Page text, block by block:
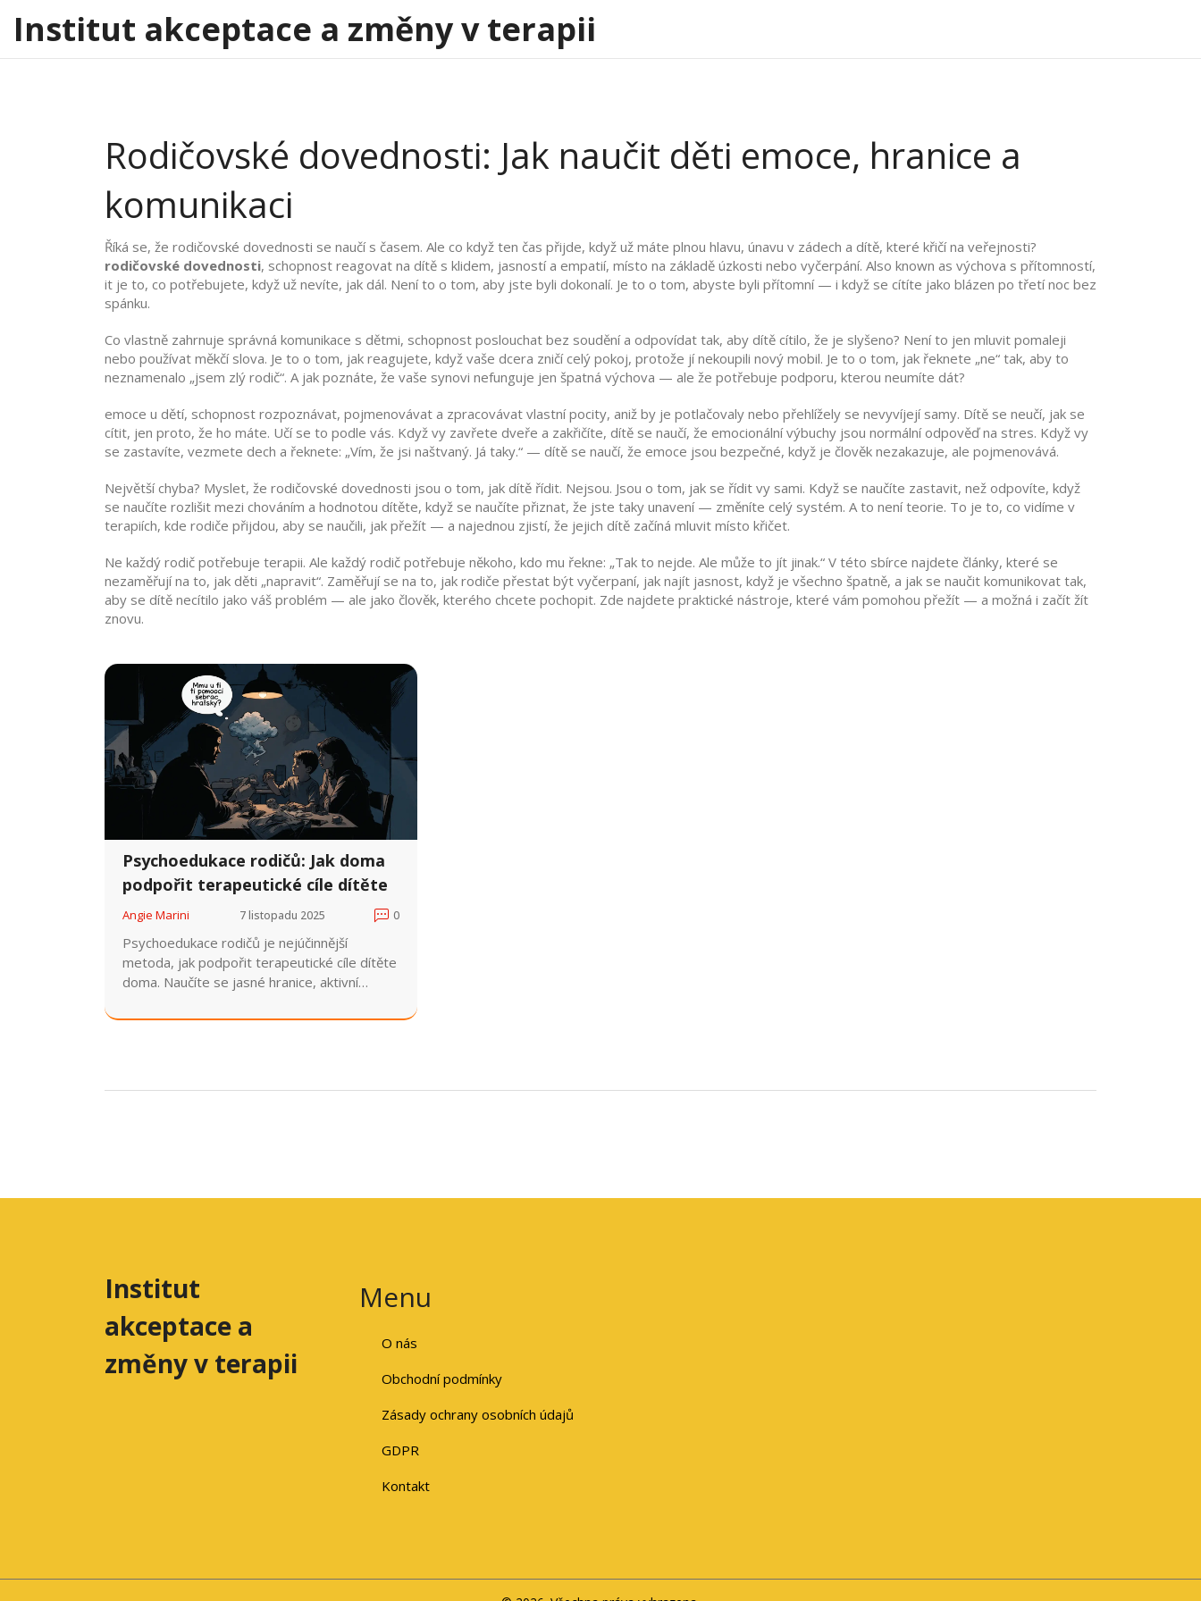
Institut akceptace a změny v terapii
Rodičovské dovednosti: Jak naučit děti emoce, hranice a
komunikaci
Říká se, že rodičovské dovednosti se naučí s časem. Ale co když ten čas přijde, když už máte plnou hlavu, únavu v zádech a dítě, které křičí na veřejnosti?
rodičovské dovednosti, schopnost reagovat na dítě s klidem, jasností a empatií, místo na základě úzkosti nebo vyčerpání. Also known as výchova s přítomností,
it je to, co potřebujete, když už nevíte, jak dál. Není to o tom, aby jste byli dokonalí. Je to o tom, abyste byli přítomní — i když se cítíte jako blázen po třetí noc bez
spánku.
Co vlastně zahrnuje správná komunikace s dětmi, schopnost poslouchat bez soudění a odpovídat tak, aby dítě cítilo, že je slyšeno? Není to jen mluvit pomaleji
nebo používat měkčí slova. Je to o tom, jak reagujete, když vaše dcera zničí celý pokoj, protože jí nekoupili nový mobil. Je to o tom, jak řeknete „ne“ tak, aby to
neznamenalo „jsem zlý rodič“. A jak poznáte, že vaše synovi nefunguje jen špatná výchova — ale že potřebuje podporu, kterou neumíte dát?
emoce u dětí, schopnost rozpoznávat, pojmenovávat a zpracovávat vlastní pocity, aniž by je potlačovaly nebo přehlížely se nevyvíjejí samy. Dítě se neučí, jak se
cítit, jen proto, že ho máte. Učí se to podle vás. Když vy zavřete dveře a zakřičíte, dítě se naučí, že emocionální výbuchy jsou normální odpověď na stres. Když vy
se zastavíte, vezmete dech a řeknete: „Vím, že jsi naštvaný. Já taky.“ — dítě se naučí, že emoce jsou bezpečné, když je člověk nezakazuje, ale pojmenovává.
Největší chyba? Myslet, že rodičovské dovednosti jsou o tom, jak dítě řídit. Nejsou. Jsou o tom, jak se řídit vy sami. Když se naučíte zastavit, než odpovíte, když
se naučíte rozlišit mezi chováním a hodnotou dítěte, když se naučíte přiznat, že jste taky unavení — změníte celý systém. A to není teorie. To je to, co vidíme v
terapiích, kde rodiče přijdou, aby se naučili, jak přežít — a najednou zjistí, že jejich dítě začíná mluvit místo křičet.
Ne každý rodič potřebuje terapii. Ale každý rodič potřebuje někoho, kdo mu řekne: „Tak to nejde. Ale může to jít jinak.“ V této sbírce najdete články, které se
nezaměřují na to, jak děti „napravit“. Zaměřují se na to, jak rodiče přestat být vyčerpaní, jak najít jasnost, když je všechno špatně, a jak se naučit komunikovat tak,
aby se dítě necítilo jako váš problém — ale jako člověk, kterého chcete pochopit. Zde najdete praktické nástroje, které vám pomohou přežít — a možná i začít žít
znovu.
Psychoedukace rodičů: Jak doma
podpořit terapeutické cíle dítěte
Angie Marini 7 listopadu 2025 0
Psychoedukace rodičů je nejúčinnější
metoda, jak podpořit terapeutické cíle dítěte
doma. Naučíte se jasné hranice, aktivní
kritiky. Výsledky trvají roky.
Institut
akceptace a
změny v terapii
Menu
O nás
Obchodní podmínky
Zásady ochrany osobních údajů
GDPR
Kontakt